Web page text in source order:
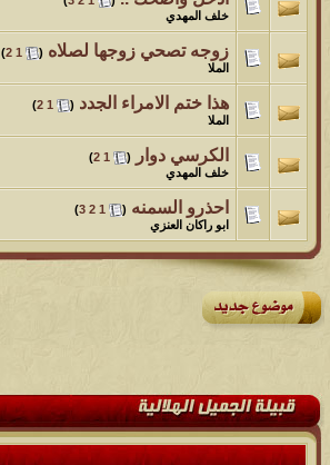
خلف المهدي
زوجه تصحي زوجها لصلاه (
1
2
)
الملا
هذا ختم الامراء الجدد (
1
2
)
الملا
الكرسي دوار (
1
2
)
خلف المهدي
احذرو السمنه (
1
2
3
)
ابو راكان العنزي